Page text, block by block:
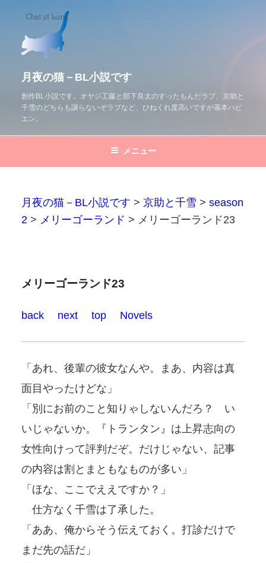
月夜の猫－BL小説です
創作BL小説です。オヤジ工藤と部下良太のすったもんだラブ、京助と
千雪のどちらも譲らないぞラブなど、ひねくれ度高いですが基本ハピ
エン。
メニュー
月夜の猫－BL小説です > 京助と千雪 > season
2 > メリーゴーランド > メリーゴーランド23
メリーゴーランド23
back next top Novels
「あれ、後輩の彼女なんや。まあ、内容は真
面目やったけどな」
「別にお前のこと知りゃしないんだろ？ い
いじゃないか。『トランタン』は上昇志向の
女性向けって評判だぞ。だけじゃない、記事
の内容は割とまともなものが多い」
「ほな、ここでええですか？」
仕方なく千雪は了承した。
「ああ、俺からそう伝えておく。打診だけで
まだ先の話だ」